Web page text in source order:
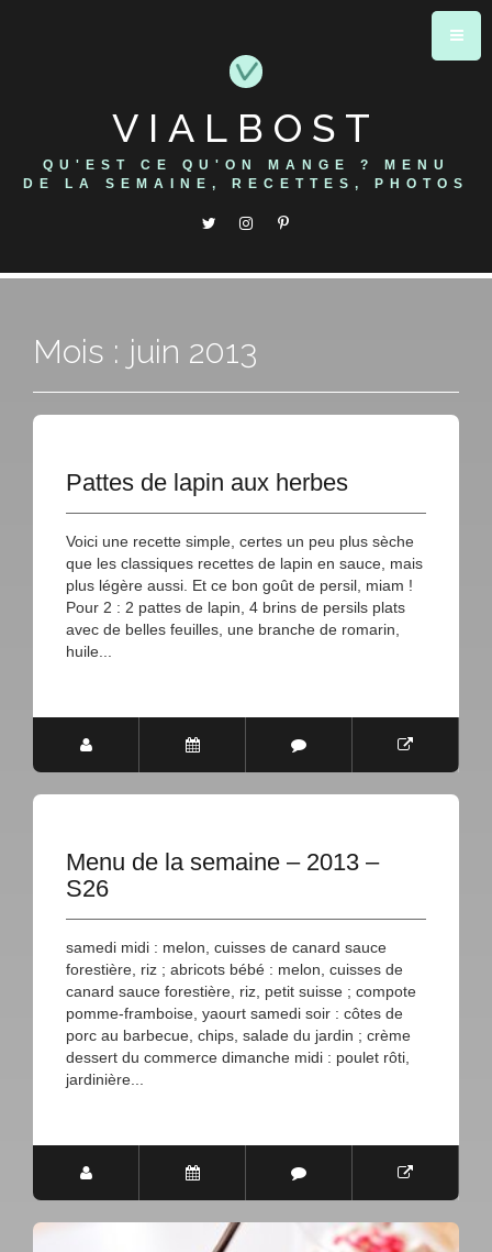
VIALBOST
QU'EST CE QU'ON MANGE ? MENU
DE LA SEMAINE, RECETTES, PHOTOS
Mois : juin 2013
Pattes de lapin aux herbes
Voici une recette simple, certes un peu plus sèche
que les classiques recettes de lapin en sauce, mais
plus légère aussi. Et ce bon goût de persil, miam !
Pour 2 : 2 pattes de lapin, 4 brins de persils plats
avec de belles feuilles, une branche de romarin,
huile...
Menu de la semaine – 2013 –
S26
samedi midi : melon, cuisses de canard sauce
forestière, riz ; abricots bébé : melon, cuisses de
canard sauce forestière, riz, petit suisse ; compote
pomme-framboise, yaourt samedi soir : côtes de
porc au barbecue, chips, salade du jardin ; crème
dessert du commerce dimanche midi : poulet rôti,
jardinière...